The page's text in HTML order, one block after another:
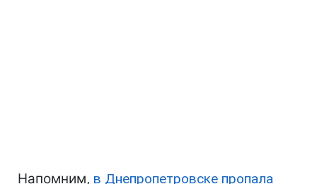
Напомним, в Днепропетровске пропала